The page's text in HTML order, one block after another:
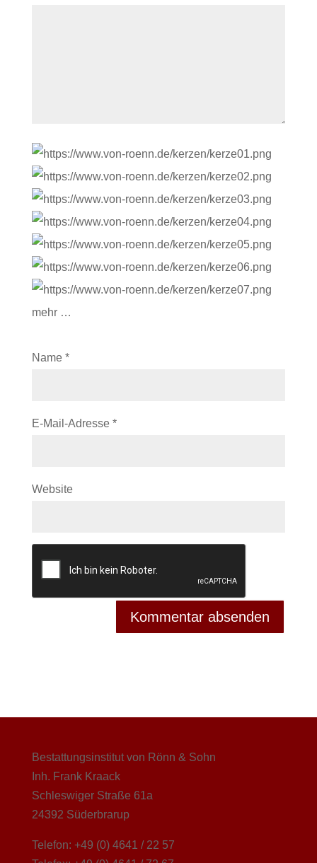
mehr …
Name *
E-Mail-Adresse *
Website
Bestattungsinstitut von Rönn & Sohn
Inh. Frank Kraack
Schleswiger Straße 61a
24392 Süderbrarup
Telefon: +49 (0) 4641 / 22 57